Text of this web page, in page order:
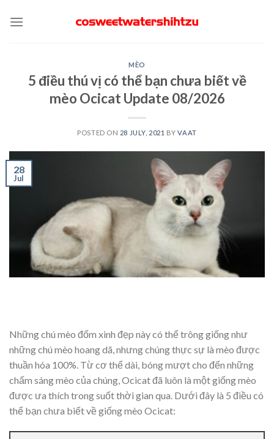
MÈO
5 điều thú vị có thể bạn chưa biết về
mèo Ocicat Update 08/2026
POSTED ON 28 JULY, 2021 BYVAAT
28
Jul
Những chú mèo đốm xinh đẹp này có thể trông giống như
những chú mèo hoang dã, nhưng chúng thực sự là mèo được
thuần hóa 100%. Từ cơ thể dài, bóng mượt cho đến những
chấm sáng mèo của chúng, Ocicat đã luôn là một giống mèo
được ưa thích trong suốt thời gian qua. Dưới đây là 5 điều có
thể bạn chưa biết về giống mèo Ocicat: